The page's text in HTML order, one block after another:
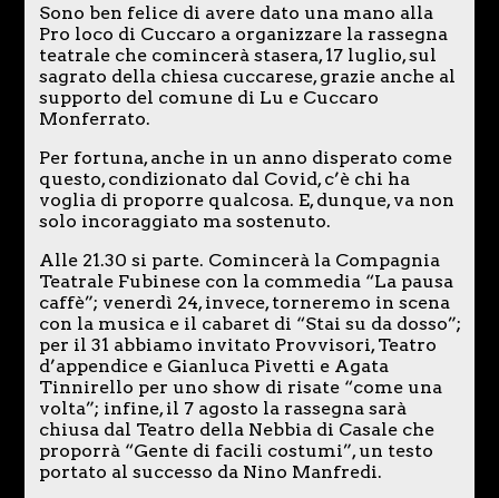
Sono ben felice di avere dato una mano alla
Pro loco di Cuccaro a organizzare la rassegna
teatrale che comincerà stasera, 17 luglio, sul
sagrato della chiesa cuccarese, grazie anche al
supporto del comune di Lu e Cuccaro
Monferrato.
Per fortuna, anche in un anno disperato come
questo, condizionato dal Covid, c’è chi ha
voglia di proporre qualcosa. E, dunque, va non
solo incoraggiato ma sostenuto.
Alle 21.30 si parte. Comincerà la Compagnia
Teatrale Fubinese con la commedia “La pausa
caffè”; venerdì 24, invece, torneremo in scena
con la musica e il cabaret di “Stai su da dosso”;
per il 31 abbiamo invitato Provvisori, Teatro
d’appendice e Gianluca Pivetti e Agata
Tinnirello per uno show di risate “come una
volta”; infine, il 7 agosto la rassegna sarà
chiusa dal Teatro della Nebbia di Casale che
proporrà “Gente di facili costumi”, un testo
portato al successo da Nino Manfredi.